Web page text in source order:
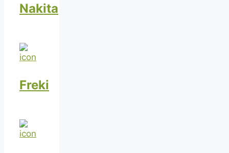
Nakita
Freki